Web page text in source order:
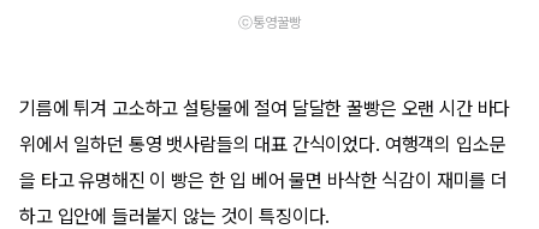
ⓒ통영꿀빵
기름에 튀겨 고소하고 설탕물에 절여 달달한 꿀빵은 오랜 시간 바다
위에서 일하던 통영 뱃사람들의 대표 간식이었다. 여행객의 입소문
을 타고 유명해진 이 빵은 한 입 베어 물면 바삭한 식감이 재미를 더
하고 입안에 들러붙지 않는 것이 특징이다.